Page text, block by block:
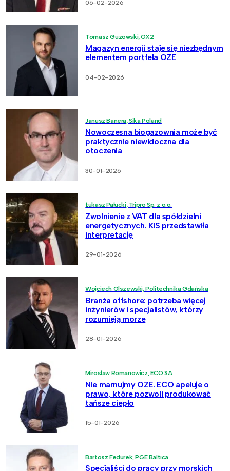
06-02-2026
Tomasz Guzowski, OX2
Magazyn energii staje się niezbędnym
elementem portfela OZE
04-02-2026
Janusz Banera, Sika Poland
Nowoczesna biogazownia może być
praktycznie niewidoczna dla
otoczenia
30-01-2026
Łukasz Pałucki, Tripro Sp. z o.o.
Zwolnienie z VAT dla spółdzielni
energetycznych. KIS przedstawiła
interpretację
29-01-2026
Wojciech Olszewski, Politechnika Gdańska
Branża offshore: potrzeba więcej
inżynierów i specjalistów, którzy
rozumieją morze
28-01-2026
Mirosław Romanowicz, ECO SA
Nie marnujmy OZE. ECO apeluje o
prawo, które pozwoli produkować
tańsze ciepło
15-01-2026
Bartosz Fedurek, PGE Baltica
Specjaliści do pracy przy morskich